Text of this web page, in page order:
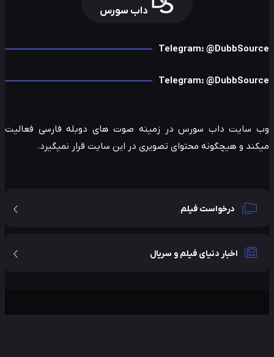
داب سورس
Telegram:
Telegram:
سایت داب سورس در زمینه صوت های دوبله فارسی فعالیت
و هیچگونه محتوای تصویری در این سایت قرار نمیگیرد.
درخواست فیلم
اخبار دنیای فیلم و سریال